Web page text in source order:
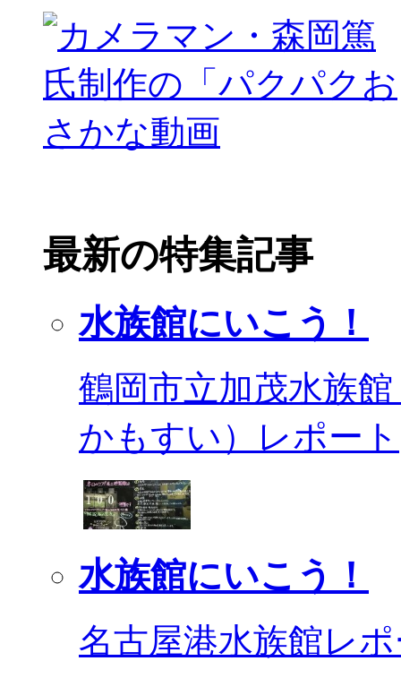
最新の特集記事
水族館にいこう！
鶴岡市立加茂水族
かもすい）レポート
水族館にいこう！
名古屋港水族館レ